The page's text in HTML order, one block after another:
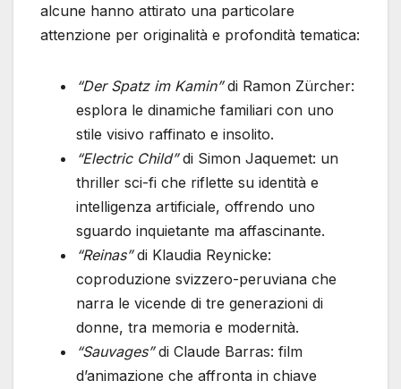
alcune hanno attirato una particolare
attenzione per originalità e profondità tematica:
“Der Spatz im Kamin”di Ramon Zürcher:
esplora le dinamiche familiari con uno
stile visivo raffinato e insolito.
“Electric Child”di Simon Jaquemet: un
thriller sci-fi che riflette su identità e
intelligenza artificiale, offrendo uno
sguardo inquietante ma affascinante.
“Reinas”di Klaudia Reynicke:
coproduzione svizzero-peruviana che
narra le vicende di tre generazioni di
donne, tra memoria e modernità.
“Sauvages”di Claude Barras: film
d’animazione che affronta in chiave